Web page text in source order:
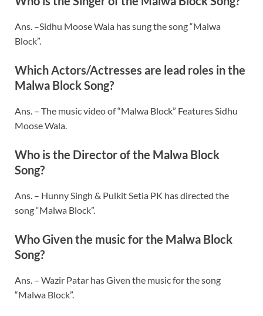
Ans. –Sidhu Moose Wala has sung the song “Malwa
Block”.
Which Actors/Actresses are lead roles in the
Malwa Block Song?
Ans. – The music video of “Malwa Block” Features Sidhu
Moose Wala.
Who is the Director of the Malwa Block
Song?
Ans. – Hunny Singh & Pulkit Setia PK has directed the
song “Malwa Block”.
Who Given the music for the Malwa Block
Song?
Ans. – Wazir Patar has Given the music for the song
“Malwa Block”.